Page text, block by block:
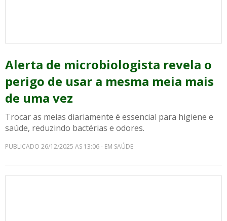
Alerta de microbiologista revela o
perigo de usar a mesma meia mais
de uma vez
Trocar as meias diariamente é essencial para higiene e
saúde, reduzindo bactérias e odores.
PUBLICADO 26/12/2025 AS 13:06 - EM SAÚDE